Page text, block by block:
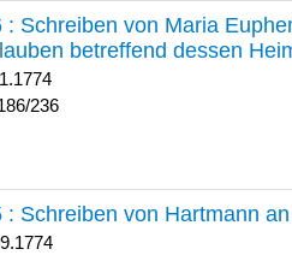
236 : Schreiben von Maria
betreffend dessen
236
235 : Schreiben von Hartmann